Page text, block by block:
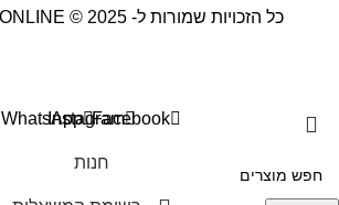
כל הזכויות שמורות ל- HAONLINE © 2025
Facebook
Instagram
WhatsApp
חנות